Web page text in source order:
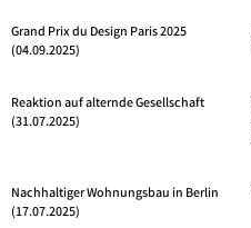
Grand Prix du Design Paris 2025
(04.09.2025)
Reaktion auf alternde Gesellschaft
(31.07.2025)
Nachhaltiger Wohnungsbau in Berlin
(17.07.2025)